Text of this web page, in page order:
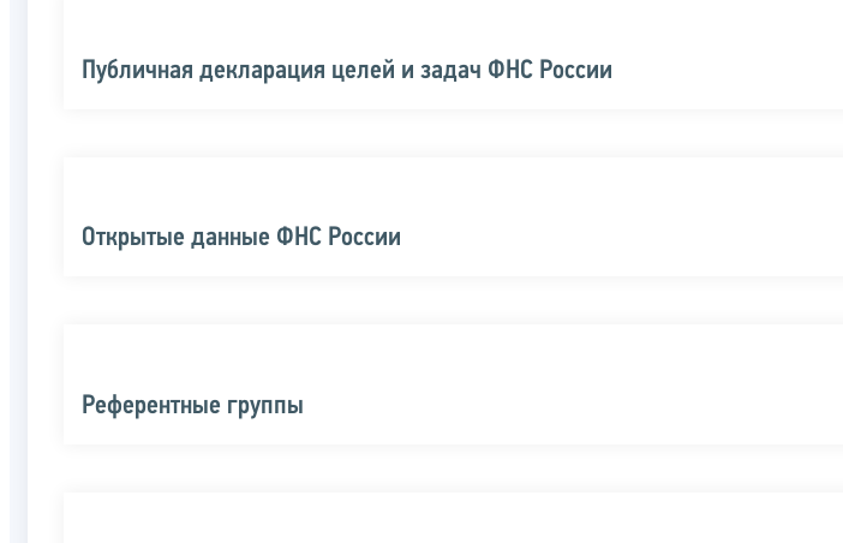
Публичная декларация целей и задач ФНС России
Открытые данные ФНС России
Референтные группы